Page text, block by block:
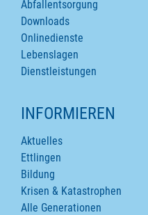
Abfallentsorgung
Downloads
Onlinedienste
Lebenslagen
Dienstleistungen
INFORMIEREN
Aktuelles
Ettlingen
Bildung
Krisen & Katastrophen
Alle Generationen